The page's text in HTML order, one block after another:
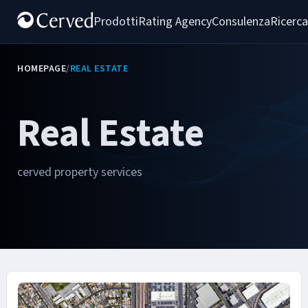
ProdottiRating AgencyConsulenza
HOMEPAGE/REAL ESTATE
Real Estate
cerved property services